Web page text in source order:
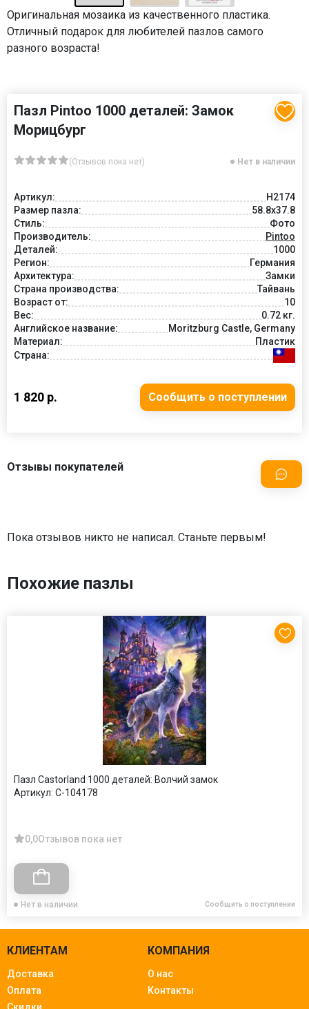
Оригинальная мозаика из качественного пластика.
Отличный подарок для любителей пазлов самого
разного возраста!
Пазл Pintoo 1000 деталей: Замок
Морицбург
(Отзывов пока нет) Нет в наличии
Артикул:
Н2174
Размер пазла:
58.8x37.8
Стиль:
Фото
Производитель:
Pintoo
Деталей:
1000
Регион:
Германия
Архитектура:
Замки
Страна производства:
Тайвань
Возраст от:
10
Вес:
0.72 кг.
Английское название:
Moritzburg Castle, Germany
Материал:
Пластик
Страна:
1 820 р. Сообщить о поступлении
Отзывы покупателей
Пока отзывов никто не написал. Станьте первым!
Похожие пазлы
Пазл Castorland 1000 деталей: Волчий замок
Артикул: C-104178
0,0Отзывов пока нет
Нет в наличии Сообщить о поступлении
КЛИЕНТАМ
Доставка
Оплата
КОМПАНИЯ
О нас
Контакты